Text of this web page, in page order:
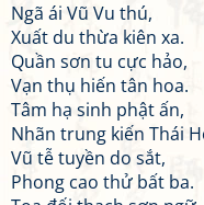
Ngã ái Vũ Vu thú,
Xuất du thừa kiên xa.
Quần sơn tu cực hảo,
Vạn thụ hiến tân hoa.
Tâm hạ sinh phật ấn,
Nhãn trung kiến Thái
Vũ tễ tuyền do sắt,
Phong cao thử bất ba.